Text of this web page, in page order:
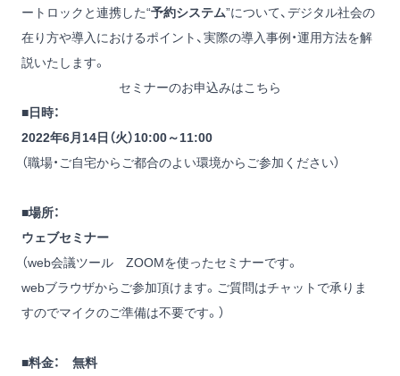
ートロックと連携した“予約システム”について、デジタル社会の
在り方や導入におけるポイント、実際の導入事例・運用方法を解
説いたします。
セミナーのお申込みはこちら
■日時：
2022年6月14日（火）10:00～11:00
（職場・ご自宅からご都合のよい環境からご参加ください）
■場所：
ウェブセミナー
（web会議ツール ZOOMを使ったセミナーです。
webブラウザからご参加頂けます。ご質問はチャットで承りま
すのでマイクのご準備は不要です。）
■料金： 無料